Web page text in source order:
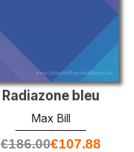
Radiazone bleu
Max Bill
€186.00€107.88